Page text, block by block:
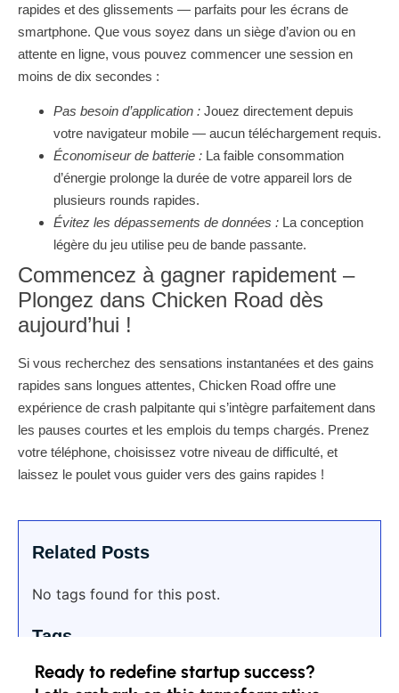
rapides et des glissements — parfaits pour les écrans de
smartphone. Que vous soyez dans un siège d’avion ou en
attente en ligne, vous pouvez commencer une session en
moins de dix secondes :
Pas besoin d’application : Jouez directement depuis
votre navigateur mobile — aucun téléchargement requis.
Économiseur de batterie : La faible consommation
d’énergie prolonge la durée de votre appareil lors de
plusieurs rounds rapides.
Évitez les dépassements de données : La conception
légère du jeu utilise peu de bande passante.
Commencez à gagner rapidement –
Plongez dans Chicken Road dès
aujourd’hui !
Si vous recherchez des sensations instantanées et des gains
rapides sans longues attentes, Chicken Road offre une
expérience de crash palpitante qui s’intègre parfaitement dans
les pauses courtes et les emplois du temps chargés. Prenez
votre téléphone, choisissez votre niveau de difficulté, et
laissez le poulet vous guider vers des gains rapides !
Related Posts
No tags found for this post.
Tags
Ready to redefine startup success?